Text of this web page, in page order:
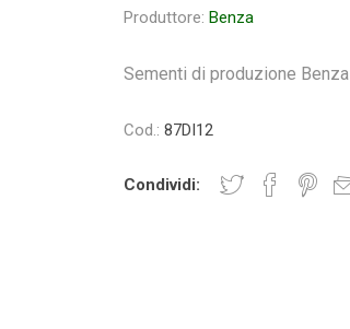
Produttore: Benza
Sementi di produzione Benza
Cod.: 87DI12
Condividi: